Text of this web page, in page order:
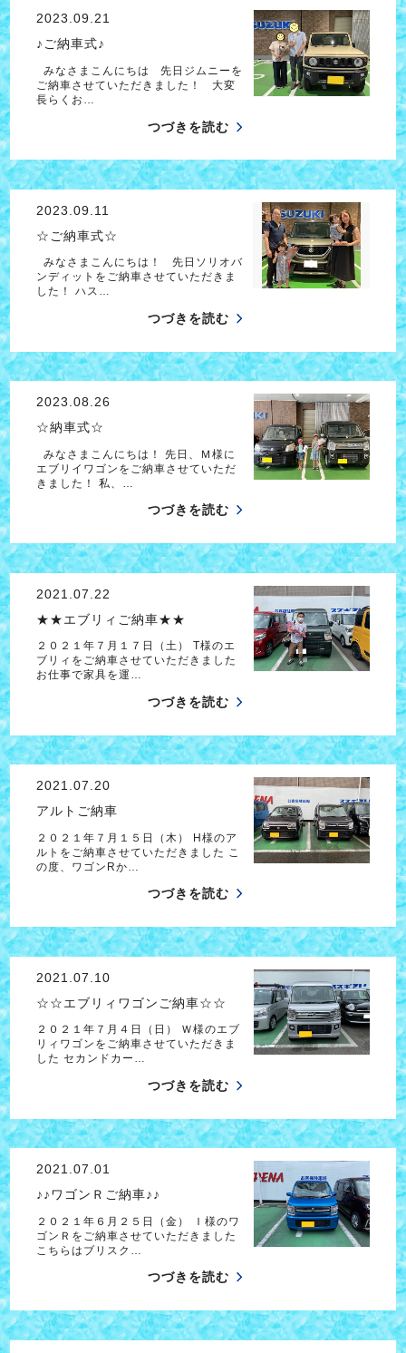
2023.09.21
♪ご納車式♪
みなさまこんにちは 先日ジムニーを
ご納車させていただきました！ 大変
長らくお…
つづきを読む
2023.09.11
☆ご納車式☆
みなさまこんにちは！ 先日ソリオバ
ンディットをご納車させていただきま
した！ ハス…
つづきを読む
2023.08.26
☆納車式☆
みなさまこんにちは！ 先日、Ｍ様に
エブリイワゴンをご納車させていただ
きました！ 私、…
つづきを読む
2021.07.22
★★エブリィご納車★★
２０２１年７月１７日（土） T様のエ
ブリィをご納車させていただきました
お仕事で家具を運…
つづきを読む
2021.07.20
アルトご納車
２０２１年７月１５日（木） H様のア
ルトをご納車させていただきました こ
の度、ワゴンRか…
つづきを読む
2021.07.10
☆☆エブリィワゴンご納車☆☆
２０２１年７月４日（日） Ｗ様のエブ
リィワゴンをご納車させていただきま
した セカンドカー…
つづきを読む
2021.07.01
♪♪ワゴンＲご納車♪♪
２０２１年６月２５日（金） Ｉ様のワ
ゴンＲをご納車させていただきました
こちらはブリスク…
つづきを読む